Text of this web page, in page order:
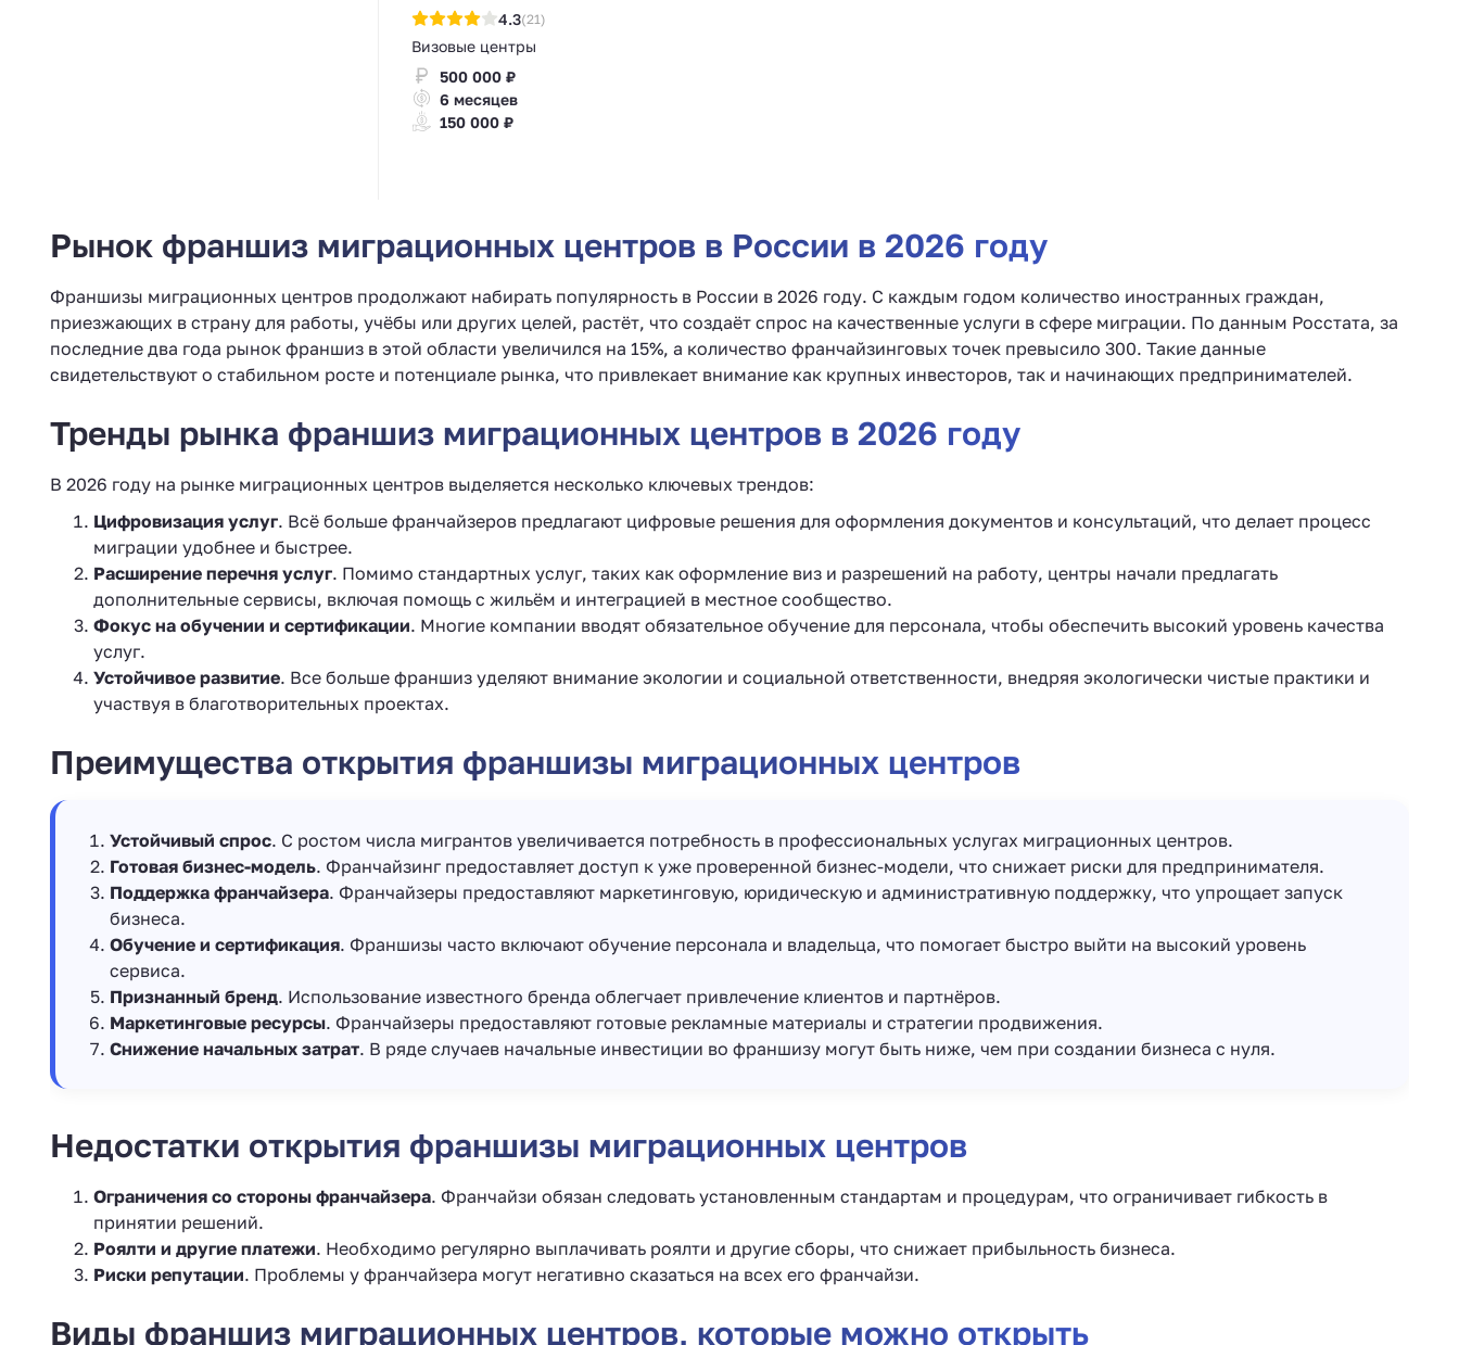
4.3(21)
Визовые центры
500 000 ₽
6 месяцев
150 000 ₽
Рынок франшиз миграционных центров в России в 2026 году
Франшизы миграционных центров продолжают набирать популярность в России в 2026 году. С каждым годом количество иностранных граждан,
приезжающих в страну для работы, учёбы или других целей, растёт, что создаёт спрос на качественные услуги в сфере миграции. По данным Росстата, за
последние два года рынок франшиз в этой области увеличился на 15%, а количество франчайзинговых точек превысило 300. Такие данные
свидетельствуют о стабильном росте и потенциале рынка, что привлекает внимание как крупных инвесторов, так и начинающих предпринимателей.
Тренды рынка франшиз миграционных центров в 2026 году
В 2026 году на рынке миграционных центров выделяется несколько ключевых трендов:
Цифровизация услуг. Всё больше франчайзеров предлагают цифровые решения для оформления документов и консультаций, что делает процесс
миграции удобнее и быстрее.
Расширение перечня услуг. Помимо стандартных услуг, таких как оформление виз и разрешений на работу, центры начали предлагать
дополнительные сервисы, включая помощь с жильём и интеграцией в местное сообщество.
Фокус на обучении и сертификации. Многие компании вводят обязательное обучение для персонала, чтобы обеспечить высокий уровень качества
услуг.
Устойчивое развитие. Все больше франшиз уделяют внимание экологии и социальной ответственности, внедряя экологически чистые практики и
участвуя в благотворительных проектах.
Преимущества открытия франшизы миграционных центров
Устойчивый спрос. С ростом числа мигрантов увеличивается потребность в профессиональных услугах миграционных центров.
Готовая бизнес-модель. Франчайзинг предоставляет доступ к уже проверенной бизнес-модели, что снижает риски для предпринимателя.
Поддержка франчайзера. Франчайзеры предоставляют маркетинговую, юридическую и административную поддержку, что упрощает запуск
бизнеса.
Обучение и сертификация. Франшизы часто включают обучение персонала и владельца, что помогает быстро выйти на высокий уровень
сервиса.
Признанный бренд. Использование известного бренда облегчает привлечение клиентов и партнёров.
Маркетинговые ресурсы. Франчайзеры предоставляют готовые рекламные материалы и стратегии продвижения.
Снижение начальных затрат. В ряде случаев начальные инвестиции во франшизу могут быть ниже, чем при создании бизнеса с нуля.
Недостатки открытия франшизы миграционных центров
Ограничения со стороны франчайзера. Франчайзи обязан следовать установленным стандартам и процедурам, что ограничивает гибкость в
принятии решений.
Роялти и другие платежи. Необходимо регулярно выплачивать роялти и другие сборы, что снижает прибыльность бизнеса.
Риски репутации. Проблемы у франчайзера могут негативно сказаться на всех его франчайзи.
Виды франшиз миграционных центров, которые можно открыть